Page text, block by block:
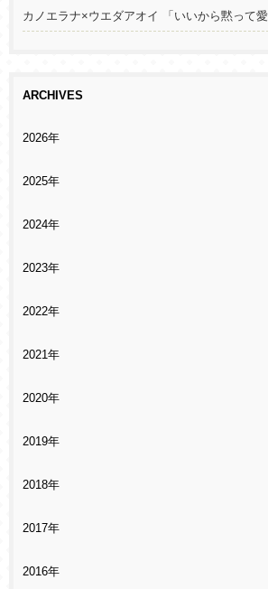
カノエラナ×ウエダアオイ 「いいから黙って愛
ARCHIVES
2026年
2025年
2024年
2023年
2022年
2021年
2020年
2019年
2018年
2017年
2016年